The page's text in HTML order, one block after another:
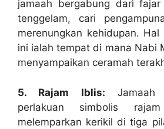
jamaah bergabung dari
tenggelam, cari
merenungkan kehidupan.
ini ialah tempat di mana Nabi
menyampaikan ceramah
5. Rajam Iblis: Jamaah
perlakuan simbolis
melemparkan kerikil di tiga